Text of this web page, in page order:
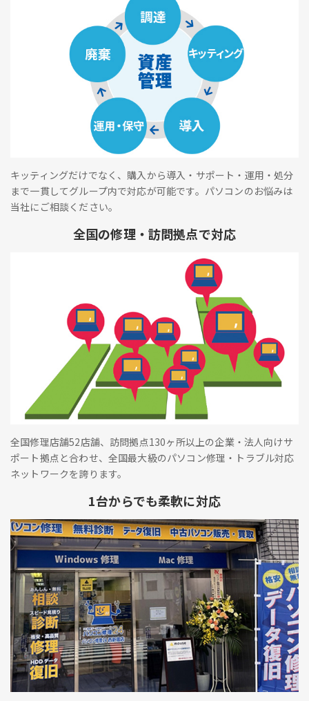
キッティングだけでなく、購入から導入・サポート・運用・処分
まで一貫してグループ内で対応が可能です。パソコンのお悩みは
当社にご相談ください。
全国の修理・訪問拠点で対応
全国修理店舗52店舗、訪問拠点130ヶ所以上の企業・法人向けサ
ポート拠点と合わせ、全国最大級のパソコン修理・トラブル対応
ネットワークを誇ります。
1台からでも柔軟に対応